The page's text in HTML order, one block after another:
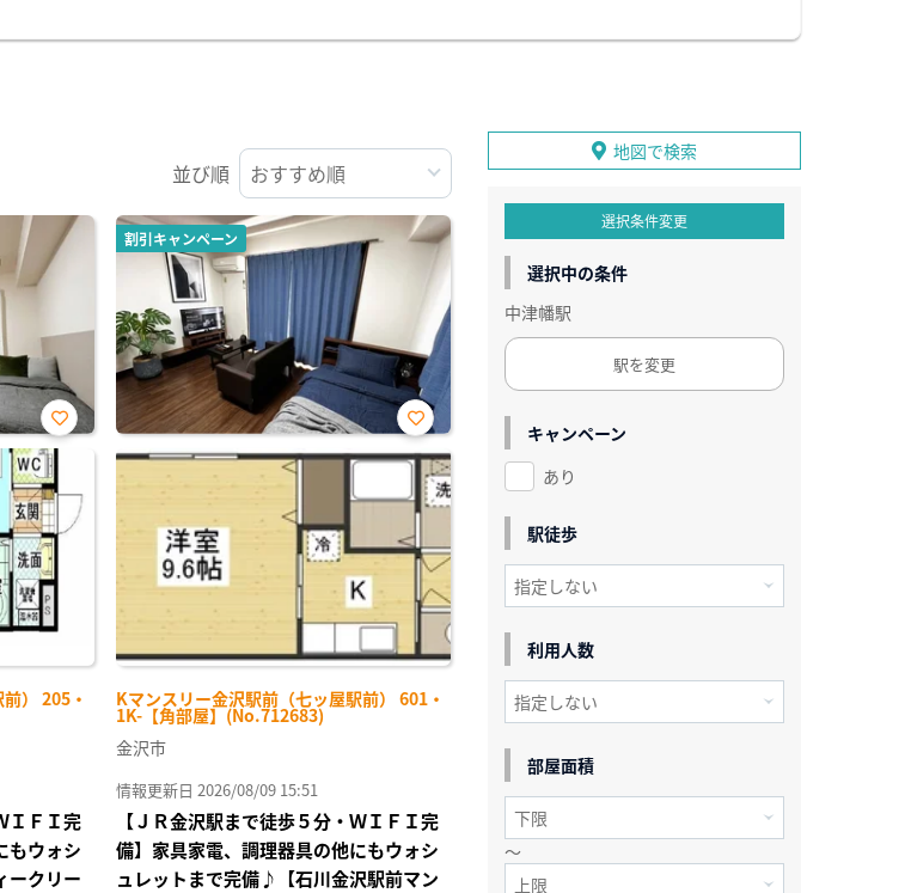
並び順
） 205・
お気
に入
り登
録
ＩＦＩ完
もウォシ
ークリー
割引キャンペーン
Kマンスリー金沢駅前（七ッ屋駅前） 601・
1K-【角部屋】(No.712683)
お気
に入
り登
録
金沢市
情報更新日 2026/08/09 15:51
【ＪＲ金沢駅まで徒歩５分・ＷＩＦＩ完
備】家具家電、調理器具の他にもウォシ
ュレットまで完備♪【石川金沢駅前マン
地図で検索
選択条件変更
選択中の条件
中津幡駅
駅を変更
キャンペーン
あり
駅徒歩
利用人数
部屋面積
～